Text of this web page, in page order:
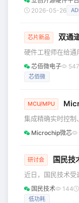
取舍以维持较佳平
总物料 (BOM
开源广场，看到一
20+功能…… ——如果你想用STM32，
己的资源整合能
192KB RAM里塞
码+模拟器 那这个
2026-05-26
ADI
芯片新品 双通道、±250mA
硬件工程师在给通
卡在一个两难里： 要驱动LCD面板、耳
机、或者容性负
板面积变大、静
同时你又希望它是
到轨，好直接和
ASIC对接。 这几条需求，通常很难落进
CBM85
芯佰微电子 547
芯佰微
MCU/MPU
集成精确实时控制
化设计并助力实
数据中心、汽车
Technology Inc.
列中新增
该系列器件将高分
Microchip微芯
研讨会 国民技术亮相2026
近日，国民技术
德）家电电源与
并发布了题为《基于
国民技术 144
低功耗